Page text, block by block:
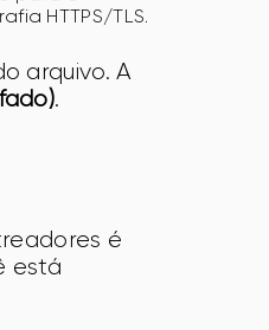
HTTPS/TLS.
arquivo. A
.
é
está